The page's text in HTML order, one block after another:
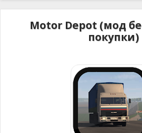
Motor Depot (мод
покупки)